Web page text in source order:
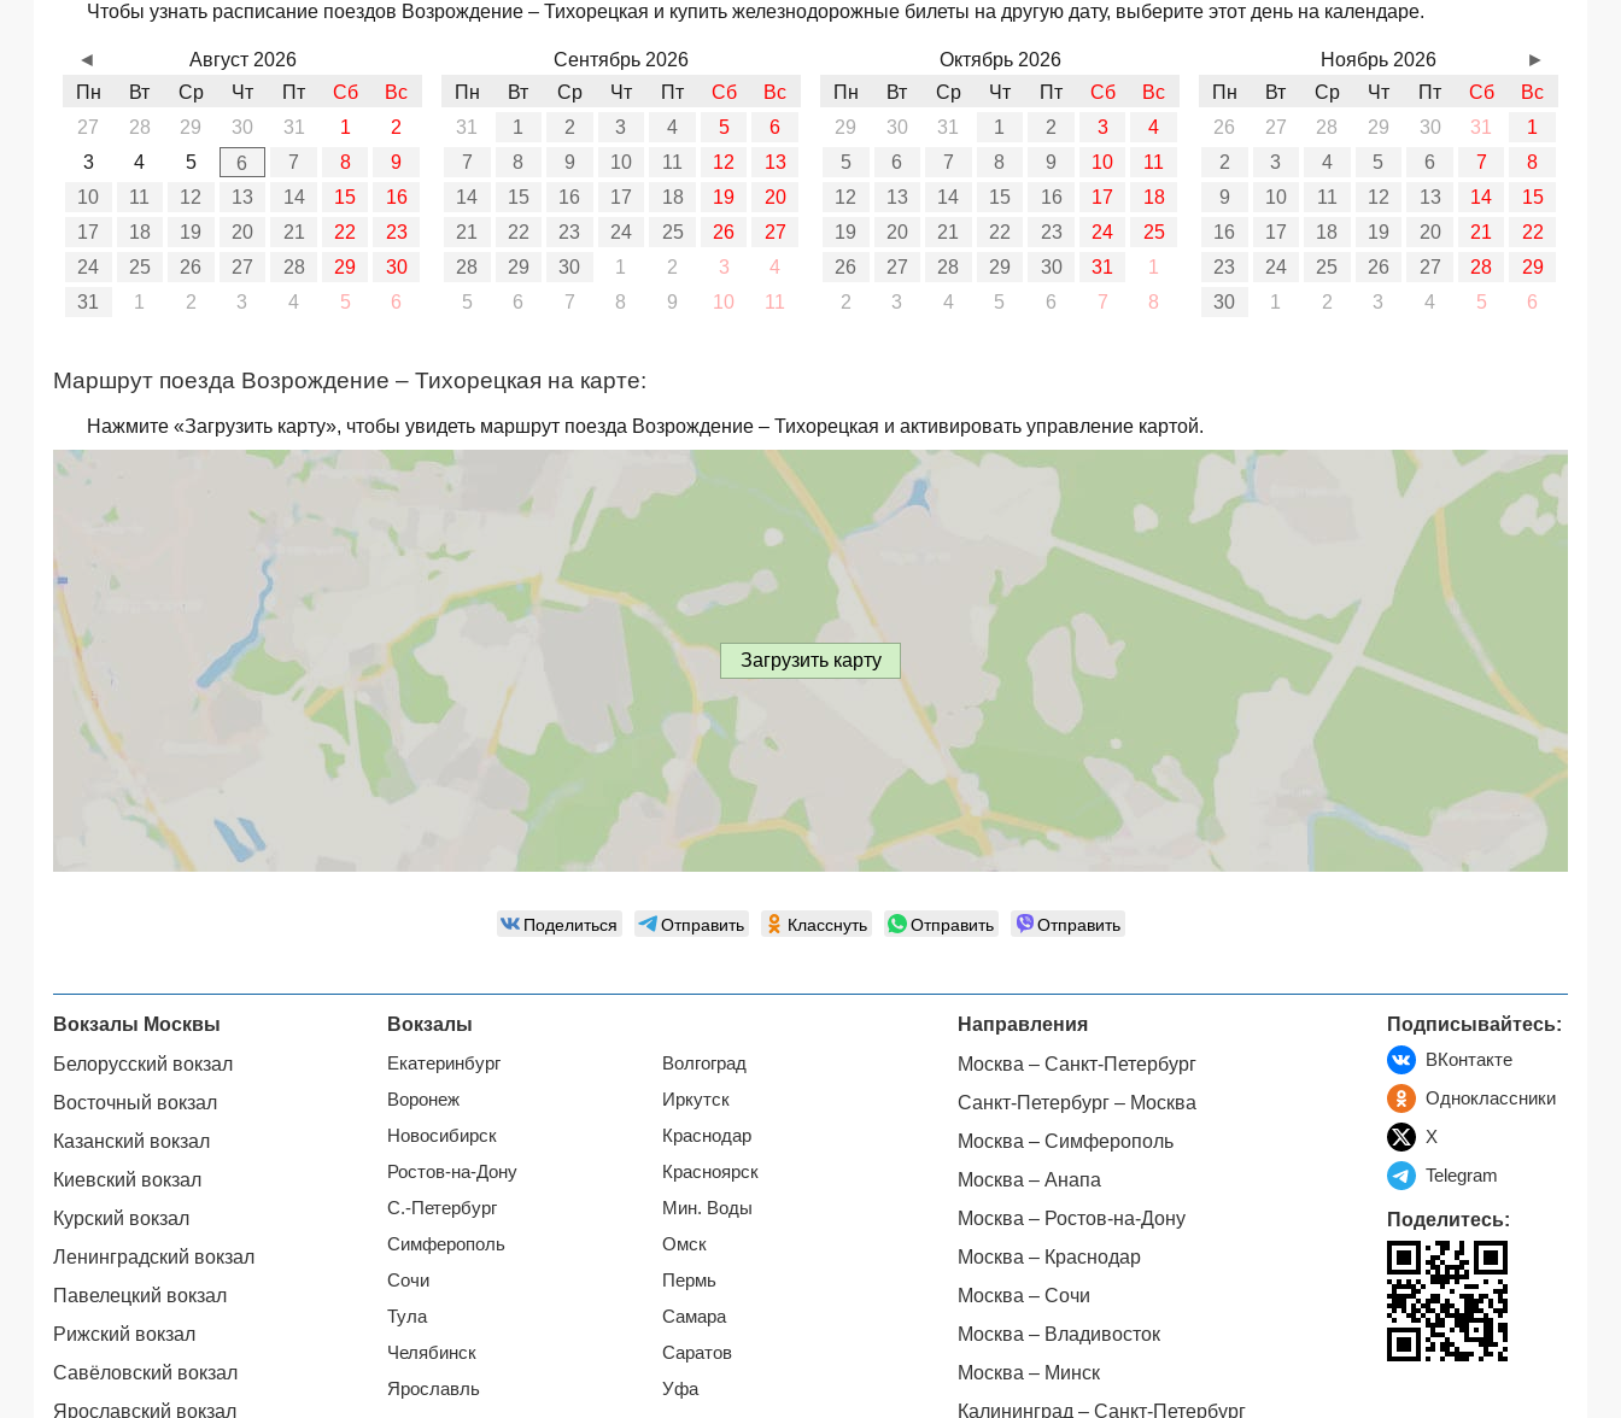
Чтобы узнать расписание поездов Возрождение – Тихорецкая и купить железнодорожные билеты на другую дату, выберите этот день на календаре.
Август 2026
Пн
Вт Ср Чт Пт Сб
Вс
27
28 29 30 31 1
2
3
4 5 6 7 8
9
10
11 12 13 14 15
16
17
18 19 20 21 22
23
24
25 26 27 28 29
30
31
1 2 3 4 5 6
Сентябрь 2026
Пн
Вт Ср Чт Пт Сб
Вс
31
1 2 3 4 5
6
7
8 9 10 11 12
13
14
15 16 17 18 19
20
21
22 23 24 25 26
27
28
29 30 1 2 3
4
5
6 7 8 9 10 11
Октябрь 2026
Пн
Вт Ср Чт Пт Сб
Вс
29
30 31 1 2 3
4
5
6 7 8 9 10
11
12
13 14 15 16 17
18
19
20 21 22 23 24
25
26
27 28 29 30 31
1
2
3 4 5 6 7 8
Ноябрь 2026
Пн
Вт Ср Чт Пт Сб
Вс
26
27 28 29 30 31
1
2
3 4 5 6 7
8
9
10 11 12 13 14
15
16
17 18 19 20 21
22
23
24 25 26 27 28
29
30
1 2 3 4 5 6
◄ ►
Маршрут поезда Возрождение – Тихорецкая на карте:
Нажмите «Загрузить карту», чтобы увидеть маршрут поезда Возрождение – Тихорецкая и активировать управление картой.
Загрузить карту
Поделиться Отправить Класснуть Отправить Отправить
Вокзалы Москвы
Белорусский вокзал
Восточный вокзал
Казанский вокзал
Киевский вокзал
Курский вокзал
Ленинградский вокзал
Павелецкий вокзал
Рижский вокзал
Савёловский вокзал
Ярославский вокзал
Вокзалы
Екатеринбург
Воронеж
Новосибирск
Ростов-на-Дону
С.-Петербург
Симферополь
Сочи
Тула
Челябинск
Ярославль
Волгоград
Иркутск
Краснодар
Красноярск
Мин. Воды
Омск
Пермь
Самара
Саратов
Уфа
Направления
Москва – Санкт-Петербург
Санкт-Петербург – Москва
Москва – Симферополь
Москва – Анапа
Москва – Ростов-на-Дону
Москва – Краснодар
Москва – Сочи
Москва – Владивосток
Москва – Минск
Калининград – Санкт-Петербург
Подписывайтесь:
ВКонтакте
Одноклассники
X
Telegram
Поделитесь: